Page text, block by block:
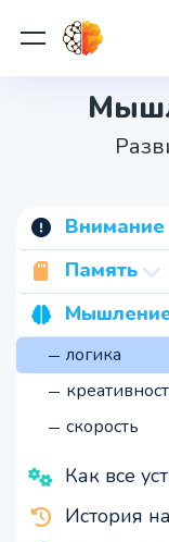
Внимание
объем
Память
объем
зрительная
точность
скорость
логика
скорость
Как все
История